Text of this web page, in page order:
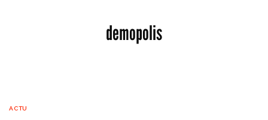
demopolis
ACTU